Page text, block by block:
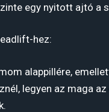
egy nyitott ajtó a
hez:
alappillére,
legyen az maga